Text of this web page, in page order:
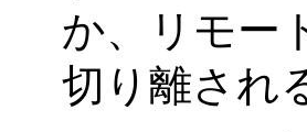
か、リモー
切り離され